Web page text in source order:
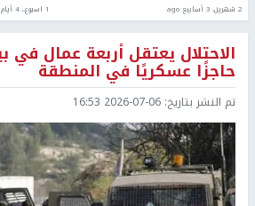
2 شهرين، 3 أسابيع ago 1 اسبوع.، 4 أيام ago
الاحتلال يعتقل أربعة عمال في
حاجزًا عسكريًا في المنطقة
تم النشر بتاريخ: 2026-07-06 16:53